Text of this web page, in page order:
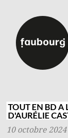
Auteurs
Événements
À propos
TOUT EN BD A
D'AURÉLIE
10 octobre 2024